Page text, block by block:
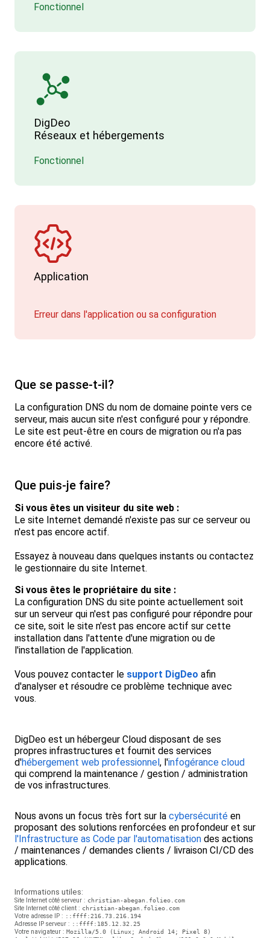
Fonctionnel
DigDeo
Réseaux et hébergements
Fonctionnel
Application
Erreur dans l'application ou sa configuration
Que se passe-t-il?
La configuration DNS du nom de domaine pointe vers ce
serveur, mais aucun site n'est configuré pour y répondre.
Le site est peut-être en cours de migration ou n'a pas
encore été activé.
Que puis-je faire?
Si vous êtes un visiteur du site web :
Le site Internet demandé n'existe pas sur ce serveur ou
n'est pas encore actif.
Essayez à nouveau dans quelques instants ou contactez
le gestionnaire du site Internet.
Si vous êtes le propriétaire du site :
La configuration DNS du site pointe actuellement soit
sur un serveur qui n'est pas configuré pour répondre pour
ce site, soit le site n'est pas encore actif sur cette
installation dans l'attente d'une migration ou de
l'installation de l'application.
Vous pouvez contacter le support DigDeo afin
d'analyser et résoudre ce problème technique avec
vous.
DigDeo est un hébergeur Cloud disposant de ses
propres infrastructures et fournit des services
d'hébergement web professionnel, l'infogérance cloud
qui comprend la maintenance / gestion / administration
de vos infrastructures.
Nous avons un focus très fort sur la cybersécurité en
proposant des solutions renforcées en profondeur et sur
l'Infrastructure as Code par l'automatisation des actions
/ maintenances / demandes clients / livraison CI/CD des
applications.
Informations utiles:
Site Internet côté serveur : christian-abegan.folieo.com
Site Internet côté client : christian-abegan.folieo.com
Votre adresse IP : ::ffff:216.73.216.194
Adresse IP serveur : ::ffff:185.12.32.25
Votre navigateur : Mozilla/5.0 (Linux; Android 14; Pixel 8)